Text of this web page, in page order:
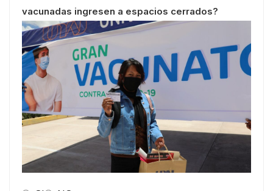
vacunadas ingresen a espacios cerrados?